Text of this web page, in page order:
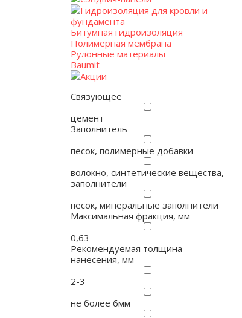
Гидроизоляция для кровли и
фундамента
Битумная гидроизоляция
Полимерная мембрана
Рулонные материалы
Baumit
Акции
Связующее
цемент
Заполнитель
песок, полимерные добавки
волокно, синтетические вещества,
заполнители
песок, минеральные заполнители
Максимальная фракция, мм
0,63
Рекомендуемая толщина
нанесения, мм
2-3
не более 6мм